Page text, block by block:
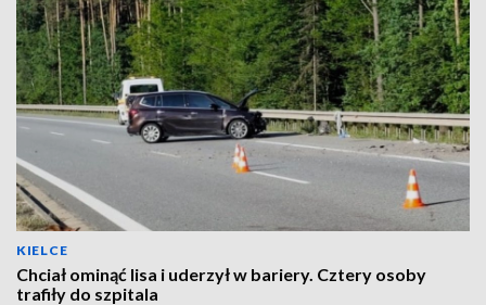
KIELCE
Chciał ominąć lisa i uderzył w bariery. Cztery osoby
trafiły do szpitala